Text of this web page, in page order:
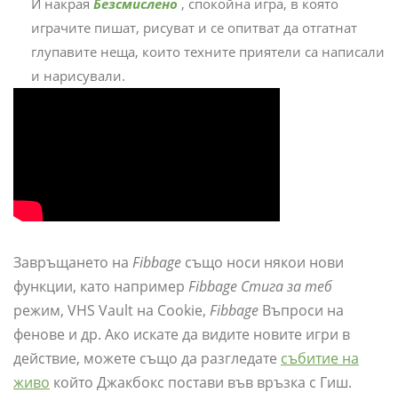
И накрая Безсмислено , спокойна игра, в която
играчите пишат, рисуват и се опитват да отгатнат
глупавите неща, които техните приятели са написали
и нарисували.
Завръщането на Fibbage също носи някои нови
функции, като например Fibbage Стига за теб
режим, VHS Vault на Cookie, Fibbage Въпроси на
фенове и др. Ако искате да видите новите игри в
действие, можете също да разгледате събитие на
живо който Джакбокс постави във връзка с Гиш.